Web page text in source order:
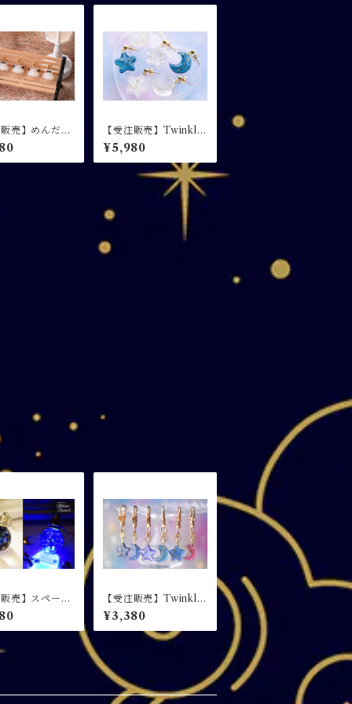
売】めんだご
イヤ
【受注販売】Twinkle
Candy / 月と星のクリ
アカラーピアス イヤリ
ング
¥5,980
売】スペース
ンダント Star
v
/ ネックレス
【受注販売】Twinkle
Candy / キーホルダー
¥3,380